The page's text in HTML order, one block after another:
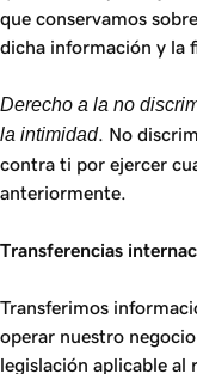
que conservamos
dicha información y la
Derecho a la no
la intimidad. No
contra ti por ejercer
anteriormente.
Transferencias
Transferimos
operar nuestro
legislación aplicable al